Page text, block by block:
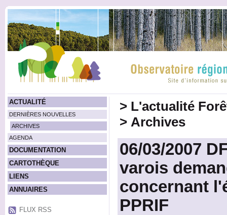
ACTUALITÉ
DERNIÈRES NOUVELLES
ARCHIVES
AGENDA
DOCUMENTATION
CARTOTHÈQUE
LIENS
ANNUAIRES
FLUX RSS
> L'actualité
> Archives
06/03/2007
varois
concernant
PPRIF